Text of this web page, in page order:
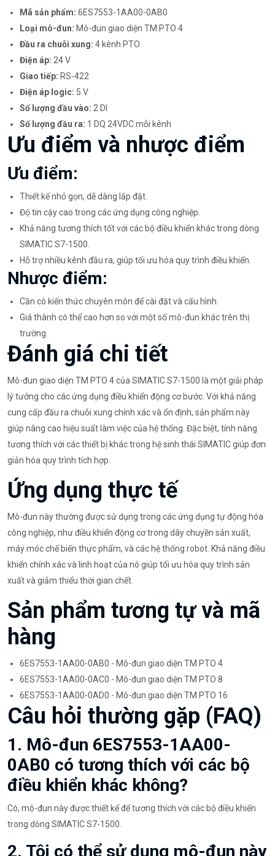
Mã sản phẩm: 6ES7553-1AA00-0AB0
Loại mô-đun: Mô-đun giao diện TM PTO 4
Đầu ra chuỗi xung: 4 kênh PTO
Điện áp: 24 V
Giao tiếp: RS-422
Điện áp logic: 5 V
Số lượng đầu vào: 2 DI
Số lượng đầu ra: 1 DQ 24VDC mỗi kênh
Ưu điểm và nhược điểm
Ưu điểm:
Thiết kế nhỏ gọn, dễ dàng lắp đặt.
Độ tin cậy cao trong các ứng dụng công nghiệp.
Khả năng tương thích tốt với các bộ điều khiển khác trong dòng
SIMATIC S7-1500.
Hỗ trợ nhiều kênh đầu ra, giúp tối ưu hóa quy trình điều khiển.
Nhược điểm:
Cần có kiến thức chuyên môn để cài đặt và cấu hình.
Giá thành có thể cao hơn so với một số mô-đun khác trên thị
trường.
Đánh giá chi tiết
Mô-đun giao diện TM PTO 4 của SIMATIC S7-1500 là một giải pháp
lý tưởng cho các ứng dụng điều khiển động cơ bước. Với khả năng
cung cấp đầu ra chuỗi xung chính xác và ổn định, sản phẩm này
giúp nâng cao hiệu suất làm việc của hệ thống. Đặc biệt, tính năng
tương thích với các thiết bị khác trong hệ sinh thái SIMATIC giúp đơn
giản hóa quy trình tích hợp.
Ứng dụng thực tế
Mô-đun này thường được sử dụng trong các ứng dụng tự động hóa
công nghiệp, như điều khiển động cơ trong dây chuyền sản xuất,
máy móc chế biến thực phẩm, và các hệ thống robot. Khả năng điều
khiển chính xác và linh hoạt của nó giúp tối ưu hóa quy trình sản
xuất và giảm thiểu thời gian chết.
Sản phẩm tương tự và mã
hàng
6ES7553-1AA00-0AB0 - Mô-đun giao diện TM PTO 4
6ES7553-1AA00-0AC0 - Mô-đun giao diện TM PTO 8
6ES7553-1AA00-0AD0 - Mô-đun giao diện TM PTO 16
Câu hỏi thường gặp (FAQ)
1. Mô-đun 6ES7553-1AA00-
0AB0 có tương thích với các bộ
điều khiển khác không?
Có, mô-đun này được thiết kế để tương thích với các bộ điều khiển
trong dòng SIMATIC S7-1500.
2. Tôi có thể sử dụng mô-đun này